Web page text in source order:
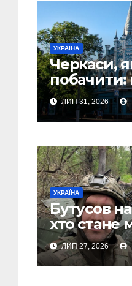
УКРАЇНА
Черкаси,
побачити:
Дніпра,
та місця
ЛИП 31, 2026
УКРАЇНА
Бутусов
хто стане
оборони
пояснив,
не може
ЛИП 27, 2026